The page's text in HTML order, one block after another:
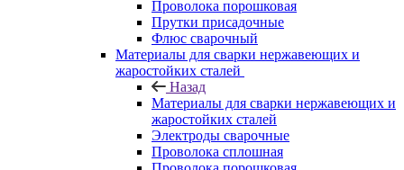
Проволока порошковая
Прутки присадочные
Флюс сварочный
Материалы для сварки нержавеющих и
жаростойких сталей
Назад
Материалы для сварки нержавеющих и
жаростойких сталей
Электроды сварочные
Проволока сплошная